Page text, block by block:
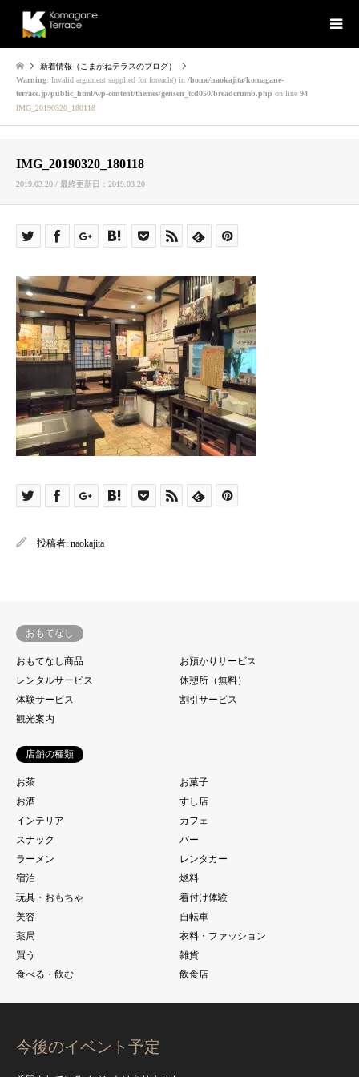
新着情報（こまがねテラスのブログ）
Warning: Invalid argument supplied for foreach() in /home/naokajita/komagane-
terrace.jp/public_html/wp-content/themes/gensen_tcd050/breadcrumb.php on line 94
IMG_20190320_180118
IMG_20190320_180118
2019.03.20 / 最終更新日：2019.03.20
投稿者: naokajita
おもてなし
おもてなし商品
お預かりサービス
レンタルサービス
休憩所（無料）
体験サービス
割引サービス
観光案内
店舗の種類
お茶
お菓子
お酒
すし店
インテリア
カフェ
スナック
バー
ラーメン
レンタカー
宿泊
燃料
玩具・おもちゃ
着付け体験
美容
自転車
薬局
衣料・ファッション
買う
雑貨
食べる・飲む
飲食店
今後のイベント予定